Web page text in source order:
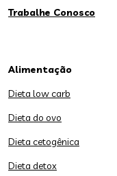
Trabalhe Conosco
Alimentação
Dieta low carb
Dieta do ovo
Dieta cetogênica
Dieta detox